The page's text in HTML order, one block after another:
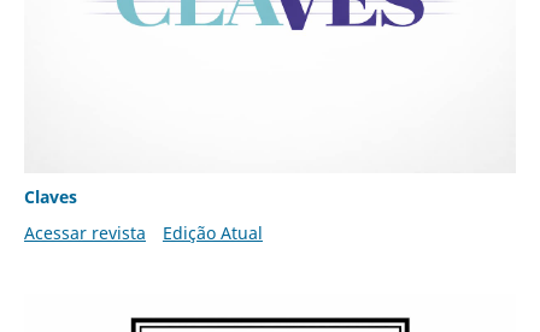
Claves
Acessar revista
Edição Atual